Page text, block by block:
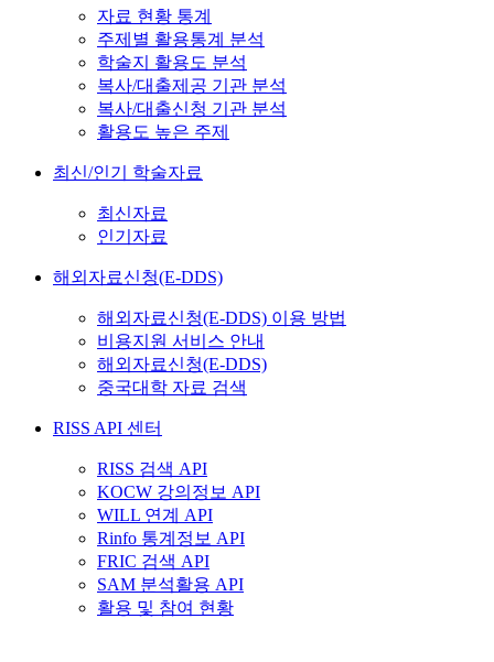
자료 현황 통계
주제별 활용통계 분석
학술지 활용도 분석
복사/대출제공 기관 분석
복사/대출신청 기관 분석
활용도 높은 주제
최신/인기 학술자료
최신자료
인기자료
해외자료신청(E-DDS)
해외자료신청(E-DDS) 이용 방법
비용지원 서비스 안내
해외자료신청(E-DDS)
중국대학 자료 검색
RISS API 센터
RISS 검색 API
KOCW 강의정보 API
WILL 연계 API
Rinfo 통계정보 API
FRIC 검색 API
SAM 분석활용 API
활용 및 참여 현황